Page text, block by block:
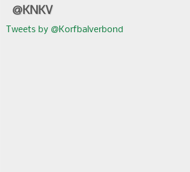
@KNKV
Tweets by @Korfbalverbond